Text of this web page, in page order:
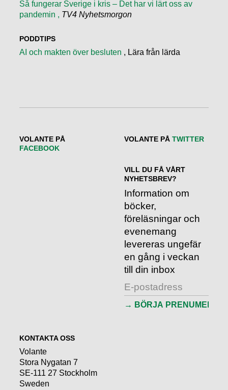
Så fungerar Sverige i kris – Det har vi lärt oss av
pandemin , TV4 Nyhetsmorgon
PODDTIPS
AI och makten över besluten , Lära från lärda
VOLANTE PÅ
FACEBOOK
VOLANTE PÅ TWITTER
VILL DU FÅ VÅRT
NYHETSBREV?
Information om
böcker,
föreläsningar och
evenemang
levereras ungefär
en gång i veckan
till din inbox
KONTAKTA OSS
Volante
Stora Nygatan 7
SE-111 27 Stockholm
Sweden